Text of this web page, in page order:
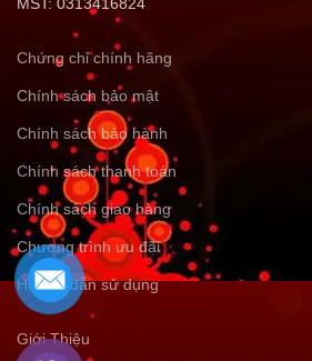
Chứng chỉ chính hãng
Chính sách bảo mật
Chính sách bảo hành
Chính sách thanh toán
Chính sách giao hàng
Chương trình ưu đãi
Hướng dẫn sử dụng
Giới Thiệu